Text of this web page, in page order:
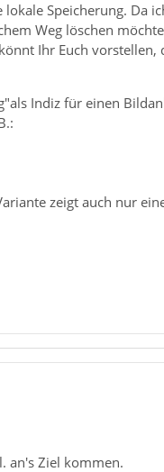
Speicherung. Da
Weg löschen
Ihr Euch vorstellen,
Indiz für einen
zeigt auch nur
an's Ziel kommen.